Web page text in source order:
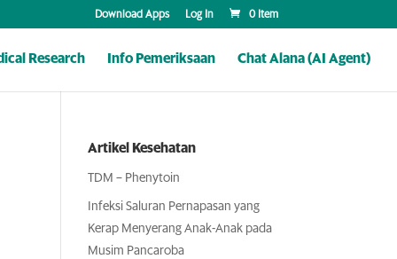
Download Apps Log In 0 Item
Research Info Pemeriksaan Chat Alana (AI Agent)
Artikel Kesehatan
TDM – Phenytoin
Infeksi Saluran Pernapasan yang
Kerap Menyerang Anak-Anak pada
Musim Pancaroba